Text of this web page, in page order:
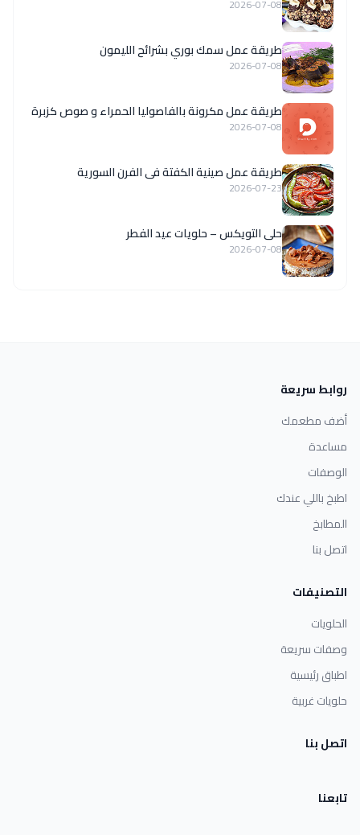
2026-07-08
طريقة عمل سمك بوري بشرائح الليمون
2026-07-08
طريقة عمل مكرونة بالفاصوليا الحمراء و صوص كزبرة
2026-07-08
طريقة عمل صينية الكفتة فى الفرن السورية
2026-07-23
حلى التويكس – حلويات عيد الفطر
2026-07-08
روابط سريعة
أضف مطعمك
مساعدة
الوصفات
اطبخ باللي عندك
المطابخ
اتصل بنا
التصنيفات
الحلويات
وصفات سريعة
اطباق رئيسية
حلويات غربية
اتصل بنا
تابعنا